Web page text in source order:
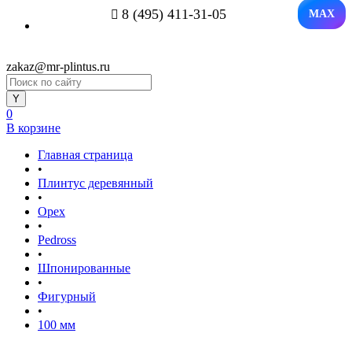
8 (495) 411-31-05 MAX
zakaz@mr-plintus.ru
0
В корзине
Главная страница
•
Плинтус деревянный
•
Орех
•
Pedross
•
Шпонированные
•
Фигурный
•
100 мм